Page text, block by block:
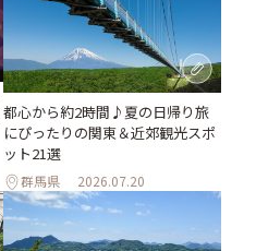
都心から約2時間♪夏の日帰り旅
にぴったりの関東＆近郊観光スポ
ット21選
群馬県 2026.07.20